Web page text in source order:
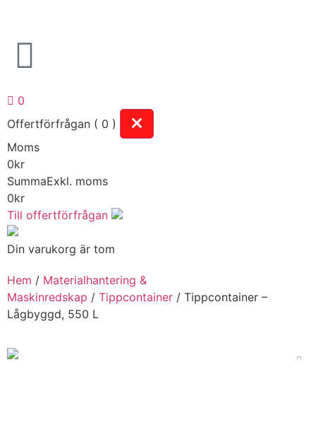
0
Offertförfrågan ( 0 )
Moms
0kr
SummaExkl. moms
0kr
Till offertförfrågan
Din varukorg är tom
Hem / Materialhantering &
Maskinredskap / Tippcontainer / Tippcontainer –
Lågbyggd, 550 L